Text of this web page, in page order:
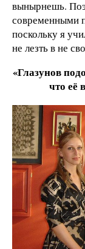
вынырнешь.
современными
поскольку я
не лезть в не
«Глазунов
что её